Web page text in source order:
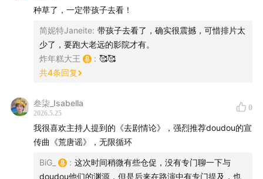
野孩子 - 如梦
DOUDOU - 荒唐谣
个片子，说是跟长安三万里和哪吒并列，第一名是熊出没。
种草了，一定带孩子去看！
简妮特Janeite: 带孩子去看了，确实很震撼，可惜排片太
少了，要跑大老远的影院才有。
炸年糕大王
: 🥰🥰
共4条回复
叁柒_Isabella
2026.5.25
0
我很喜欢主持人提到的《去剧情论》，强烈推荐doudou的宣
传曲《荒唐谣》，无限循环
BiG_ : 这次时间稍微有些仓促，没有专门聊一下与
doudou他们的渊源，但是后来在路演中有专门提及，也